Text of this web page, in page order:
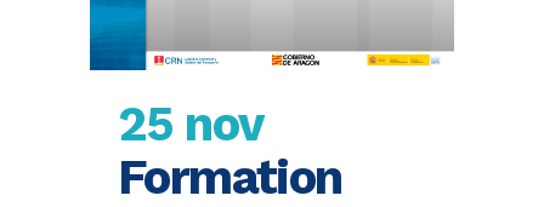
25 nov
Formation